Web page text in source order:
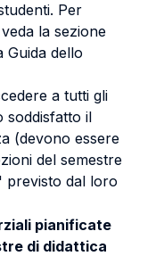
Per
la sezione
Guida dello
a tutti gli
soddisfatto il
(devono essere
del semestre
previsto dal loro
pianificate
di didattica